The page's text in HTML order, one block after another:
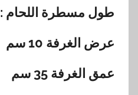
طول مسطرة اللحام :30 سم
عرض الغرفة 10 سم
عمق الغرفة 35 سم